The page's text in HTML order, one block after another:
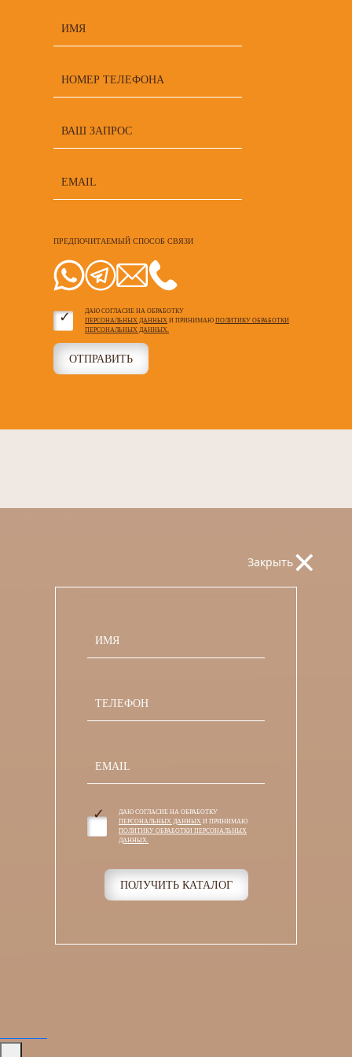
ПРЕДПОЧИТАЕМЫЙ СПОСОБ СВЯЗИ
ДАЮ СОГЛАСИЕ НА ОБРАБОТКУ
ПЕРСОНАЛЬНЫХ ДАННЫХ И ПРИНИМАЮ ПОЛИТИКУ ОБРАБОТКИ
ПЕРСОНАЛЬНЫХ ДАННЫХ.
ОТПРАВИТЬ
Закрыть×
ДАЮ СОГЛАСИЕ НА ОБРАБОТКУ
ПЕРСОНАЛЬНЫХ ДАННЫХ И ПРИНИМАЮ
ПОЛИТИКУ ОБРАБОТКИ ПЕРСОНАЛЬНЫХ
ДАННЫХ.
ПОЛУЧИТЬ КАТАЛОГ